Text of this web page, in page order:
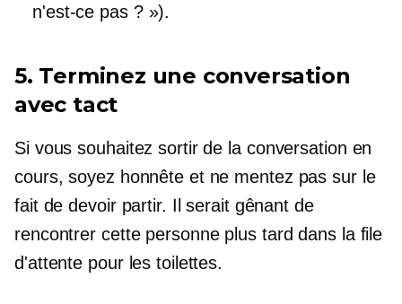
n'est-ce pas ? »).
5. Terminez une conversation
avec tact
Si vous souhaitez sortir de la conversation en
cours, soyez honnête et ne mentez pas sur le
fait de devoir partir. Il serait gênant de
rencontrer cette personne plus tard dans la file
d'attente pour les toilettes.